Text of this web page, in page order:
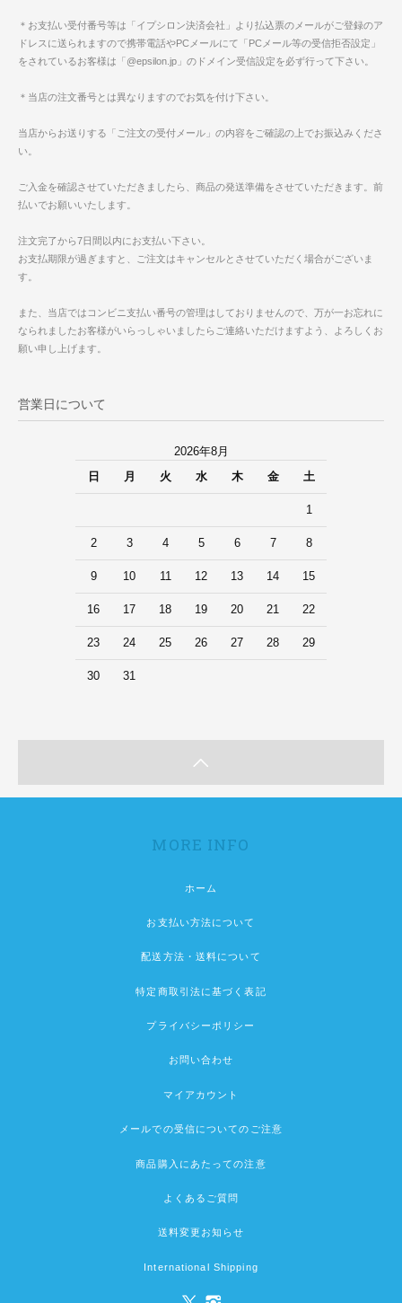
＊お支払い受付番号等は「イプシロン決済会社」より払込票のメールがご登録のア
ドレスに送られますので携帯電話やPCメールにて「PCメール等の受信拒否設定」
をされているお客様は「@epsilon.jp」のドメイン受信設定を必ず行って下さい。
＊当店の注文番号とは異なりますのでお気を付け下さい。
当店からお送りする「ご注文の受付メール」の内容をご確認の上でお振込みくださ
い。
ご入金を確認させていただきましたら、商品の発送準備をさせていただきます。前
払いでお願いいたします。
注文完了から7日間以内にお支払い下さい。
お支払期限が過ぎますと、ご注文はキャンセルとさせていただく場合がございま
す。
また、当店ではコンビニ支払い番号の管理はしておりませんので、万が一お忘れに
なられましたお客様がいらっしゃいましたらご連絡いただけますよう、よろしくお
願い申し上げます。
営業日について
2026年8月
日
月 火 水 木 金 土
1
2 3 4 5 6 7 8
9 10 11 12 13 14 15
16 17 18 19 20 21 22
23 24 25 26 27 28 29
30 31
MORE INFO
ホーム
お支払い方法について
配送方法・送料について
特定商取引法に基づく表記
プライバシーポリシー
お問い合わせ
マイアカウント
メールでの受信についてのご注意
商品購入にあたっての注意
よくあるご質問
送料変更お知らせ
International Shipping